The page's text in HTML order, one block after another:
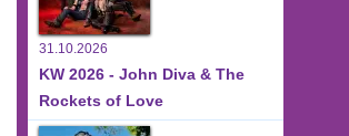
31.10.2026
KW 2026 - John Diva & The
Rockets of Love